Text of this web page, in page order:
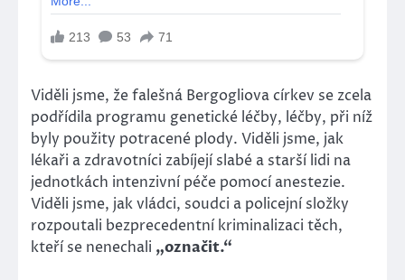
Viděli jsme, že falešná Bergogliova církev se zcela
podřídila programu genetické léčby, léčby, při níž
byly použity potracené plody. Viděli jsme, jak
lékaři a zdravotníci zabíjejí slabé a starší lidi na
jednotkách intenzivní péče pomocí anestezie.
Viděli jsme, jak vládci, soudci a policejní složky
rozpoutali bezprecedentní kriminalizaci těch,
kteří se nenechali „označit.“